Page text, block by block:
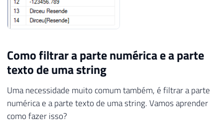
Como filtrar a parte numérica e a parte
texto de uma string
Uma necessidade muito comum também, é filtrar a parte
numérica e a parte texto de uma string. Vamos aprender
como fazer isso?